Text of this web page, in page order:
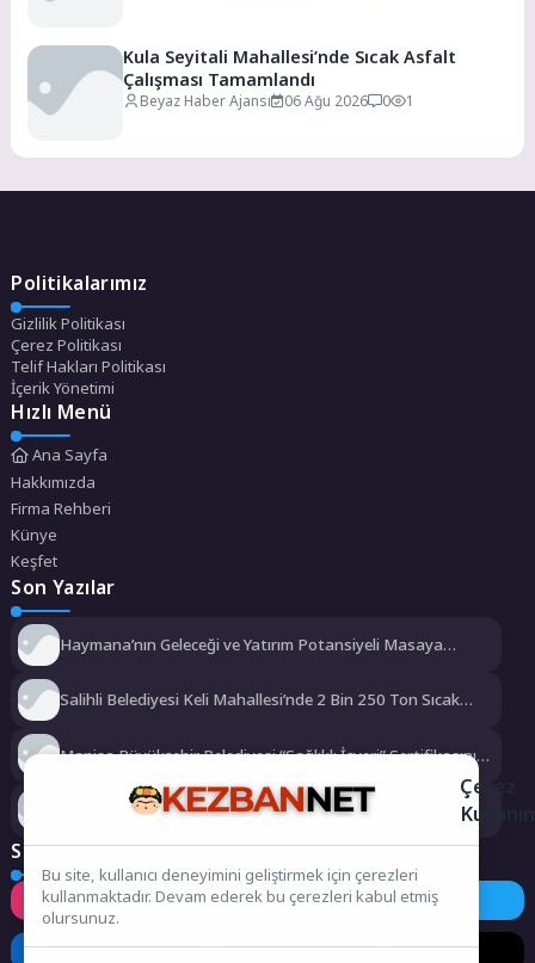
Kula Seyitali Mahallesi’nde Sıcak Asfalt
Çalışması Tamamlandı
Beyaz Haber Ajansı 06 Ağu 2026 0 1
Politikalarımız
Gizlilik Politikası
Çerez Politikası
Telif Hakları Politikası
İçerik Yönetimi
Hızlı Menü
Ana Sayfa
Hakkımızda
Firma Rehberi
Künye
Keşfet
Son Yazılar
Haymana’nın Geleceği ve Yatırım Potansiyeli Masaya
Salihli Belediyesi Keli Mahallesi’nde 2 Bin 250 Ton Sıcak
Manisa Büyükşehir Belediyesi “Sağlıklı İşyeri” Sertifikasını
Büyükşehir’den Darıca’ya modern ulaşım yatırımı
Sosyal Medya
Instagram Facebook Twitter
LinkedIn YouTube TikTok
Çerez
Bu site, kullanıcı deneyimini geliştirmek için çerezleri
kullanmaktadır. Devam ederek bu çerezleri kabul etmiş
olursunuz.